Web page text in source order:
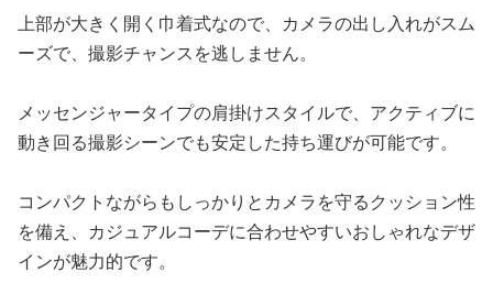
上部が大きく開く巾着式なので、カメラの出し入れがスム
ーズで、撮影チャンスを逃しません。
メッセンジャータイプの肩掛けスタイルで、アクティブに
動き回る撮影シーンでも安定した持ち運びが可能です。
コンパクトながらもしっかりとカメラを守るクッション性
を備え、カジュアルコーデに合わせやすいおしゃれなデザ
インが魅力的です。